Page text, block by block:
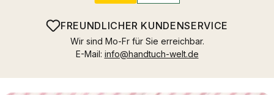
FREUNDLICHER KUNDENSERVICE
Wir sind Mo-Fr für Sie erreichbar.
E-Mail: info@handtuch-welt.de